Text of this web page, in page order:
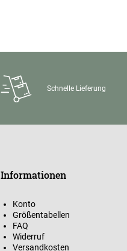
Schnelle Lieferung
Informationen
Konto
Größentabellen
FAQ
Widerruf
Versandkosten